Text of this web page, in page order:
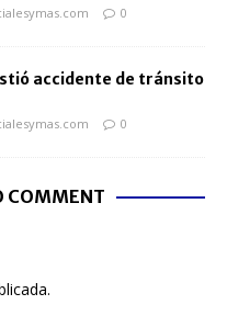
0
accidente de tránsito
0
COMMENT